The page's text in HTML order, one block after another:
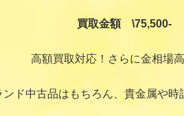
買取金額 \75,500-
高額買取対応！さらに金相場高
ンド中古品はもちろん、貴金属や時